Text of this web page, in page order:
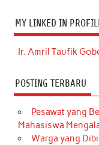
MY LINKED IN
Ir. Amril Taufik
POSTING TERBARU
Pesawat yang
Mahasiswa
Warga yang